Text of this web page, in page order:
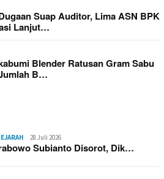
Suap Auditor, Lima ASN BPK
Lanjut…
Blender Ratusan Gram Sabu
B…
28 Juli 2026
Subianto Disorot, Dik…